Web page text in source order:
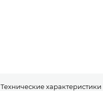
Технические характеристики